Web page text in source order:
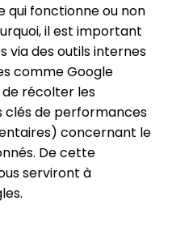
qui fonctionne ou non
il est important
via des outils internes
comme Google
récolter les
clés de performances
concernant le
De cette
serviront à